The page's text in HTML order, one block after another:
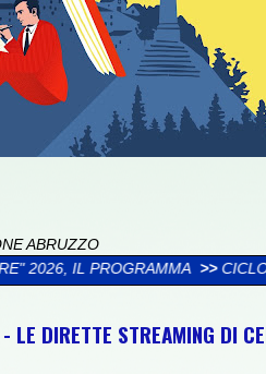
ABRUZZO
CICLOTURISTICA
LE DIRETTE STREAMING DI